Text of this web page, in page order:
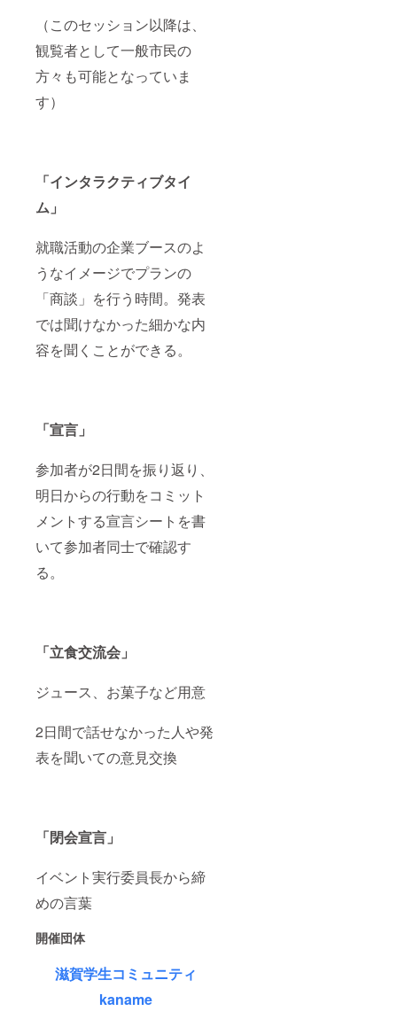
（このセッション以降は、
観覧者として一般市民の
方々も可能となっていま
す）
「インタラクティブタイ
ム」
就職活動の企業ブースのよ
うなイメージでプランの
「商談」を行う時間。発表
では聞けなかった細かな内
容を聞くことができる。
「宣言」
参加者が2日間を振り返り、
明日からの行動をコミット
メントする宣言シートを書
いて参加者同士で確認す
る。
「立食交流会」
ジュース、お菓子など用意
2日間で話せなかった人や発
表を聞いての意見交換
「閉会宣言」
イベント実行委員長から締
めの言葉
開催団体
滋賀学生コミュニティ
kaname